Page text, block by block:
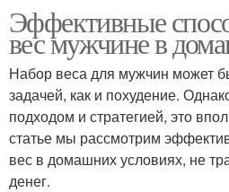
Эффективные
вес мужчине в
Набор веса для мужчин может
задачей, как и похудение.
подходом и стратегией, это
статье мы рассмотрим
вес в домашних условиях, не
денег.